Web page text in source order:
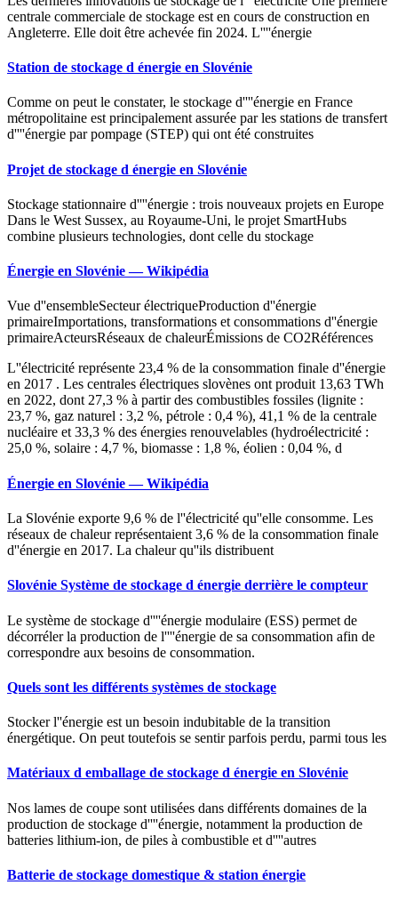
centrale commerciale de stockage est en cours de construction en
Angleterre. Elle doit être achevée fin 2024. L''''énergie
Station de stockage d énergie en Slovénie
Comme on peut le constater, le stockage d''''énergie en France
métropolitaine est principalement assurée par les stations de transfert
d''''énergie par pompage (STEP) qui ont été construites
Projet de stockage d énergie en Slovénie
Stockage stationnaire d''''énergie : trois nouveaux projets en Europe
Dans le West Sussex, au Royaume-Uni, le projet SmartHubs
combine plusieurs technologies, dont celle du stockage
Énergie en Slovénie — Wikipédia
Vue d''ensembleSecteur électriqueProduction d''énergie
primaireImportations, transformations et consommations d''énergie
primaireActeursRéseaux de chaleurÉmissions de CO2Références
L''électricité représente 23,4 % de la consommation finale d''énergie
en 2017 . Les centrales électriques slovènes ont produit 13,63 TWh
en 2022, dont 27,3 % à partir des combustibles fossiles (lignite :
23,7 %, gaz naturel : 3,2 %, pétrole : 0,4 %), 41,1 % de la centrale
nucléaire et 33,3 % des énergies renouvelables (hydroélectricité :
25,0 %, solaire : 4,7 %, biomasse : 1,8 %, éolien : 0,04 %, d
Énergie en Slovénie — Wikipédia
La Slovénie exporte 9,6 % de l''électricité qu''elle consomme. Les
réseaux de chaleur représentaient 3,6 % de la consommation finale
d''énergie en 2017. La chaleur qu''ils distribuent
Slovénie Système de stockage d énergie derrière le compteur
Le système de stockage d''''énergie modulaire (ESS) permet de
décorréler la production de l''''énergie de sa consommation afin de
correspondre aux besoins de consommation.
Quels sont les différents systèmes de stockage
Stocker l''énergie est un besoin indubitable de la transition
énergétique. On peut toutefois se sentir parfois perdu, parmi tous les
Matériaux d emballage de stockage d énergie en Slovénie
Nos lames de coupe sont utilisées dans différents domaines de la
production de stockage d''''énergie, notamment la production de
batteries lithium-ion, de piles à combustible et d''''autres
Batterie de stockage domestique & station énergie